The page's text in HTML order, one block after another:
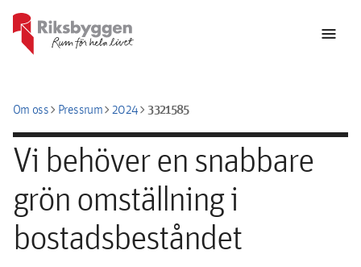
menu
Om osschevron_rightPressrumchevron_right2024chevron_right3321585
Vi behöver en snabbare
grön omställning i
bostadsbeståndet